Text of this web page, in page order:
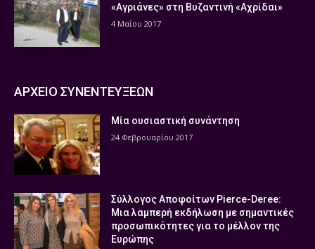
«Αγριάνες» στη Βυζαντινή «Αχρίδαι»
4 Μαΐου 2017
ΑΡΧΕΙΟ ΣΥΝΕΝΤΕΥΞΕΩΝ
Μία ουσιαστική συνάντηση
24 Φεβρουαρίου 2017
Σύλλογος Αποφοίτων Pierce-Deree:
Μια λαμπερή εκδήλωση με σημαντικές
προσωπικότητες για το μέλλον της
Ευρώπης